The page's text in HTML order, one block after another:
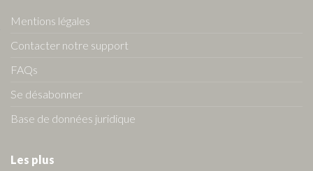
Mentions légales
Contacter notre support
FAQs
Se désabonner
Base de données juridique
Les plus